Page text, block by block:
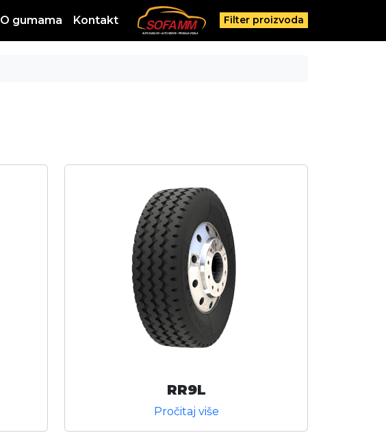
O gumama Kontakt Filter proizvoda
RR9L
Pročitaj više